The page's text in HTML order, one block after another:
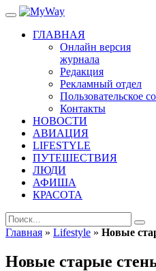
ГЛАВНАЯ
Онлайн версия
журнала
Редакция
Рекламный отдел
Пользовательское
Контакты
НОВОСТИ
АВИАЦИЯ
LIFESTYLE
ПУТЕШЕСТВИЯ
ЛЮДИ
АФИША
КРАСОТА
Главная » Lifestyle » Новые
Новые старые